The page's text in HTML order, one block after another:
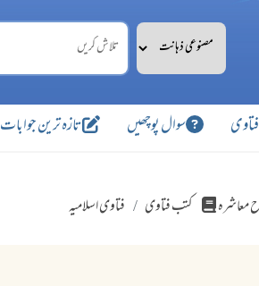
سوال پوچھیں تازہ ترین جوابات
معاشرہ کتب فتاوی فتاوی اسلامیہ